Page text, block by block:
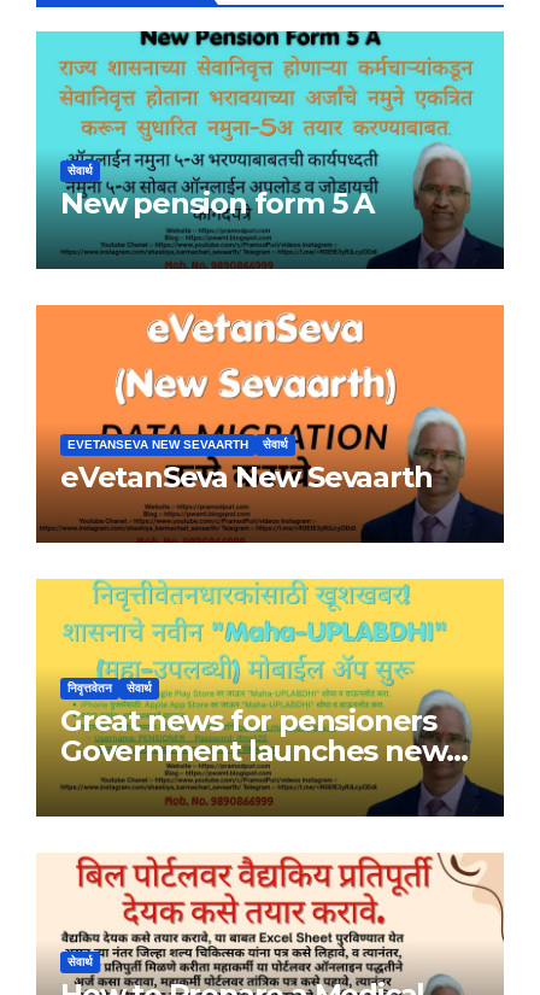
सेवार्थ
New pension form 5 A
EVETANSEVA NEW SEVAARTH सेवार्थ
eVetanSeva New Sevaarth
निवृत्तवेतन सेवार्थ
Great news for pensioners
Government launches new
Maha-UPLABDHI mobile app
सेवार्थ